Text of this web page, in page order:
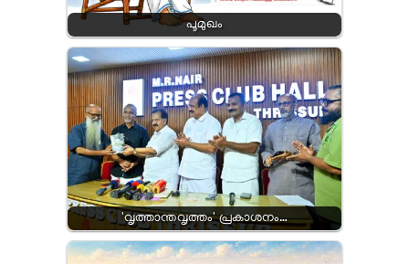
പൂമുഖം
'വൃത്താന്തവൃത്തം' പ്രകാശനം…